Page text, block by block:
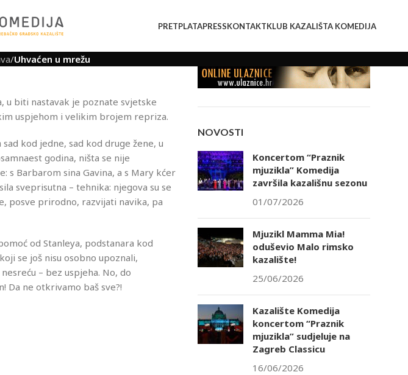
PRETPLATAPRESSKONTAKTKLUB KAZALIŠTA KOMEDIJA
/Uhvaćen u mrežu
u biti nastavak je poznate svjetske
uspjehom i velikim brojem repriza.
kod jedne, sad kod druge žene, u
godina, ništa se nije
s Barbarom sina Gavina, a s Mary kćer
sveprisutna – tehnika: njegova su se
posve prirodno, razvijati navika, pa
od Stanleya, podstanara kod
se još nisu osobno upoznali,
– bez uspjeha. No, do
Da ne otkrivamo baš sve?!
NOVOSTI
Koncertom “Praznik
mjuzikla” Komedija
završila kazališnu sezonu
01/07/2026
Mjuzikl Mamma Mia!
oduševio Malo rimsko
kazalište!
25/06/2026
Kazalište Komedija
koncertom “Praznik
mjuzikla” sudjeluje na
Zagreb Classicu
16/06/2026